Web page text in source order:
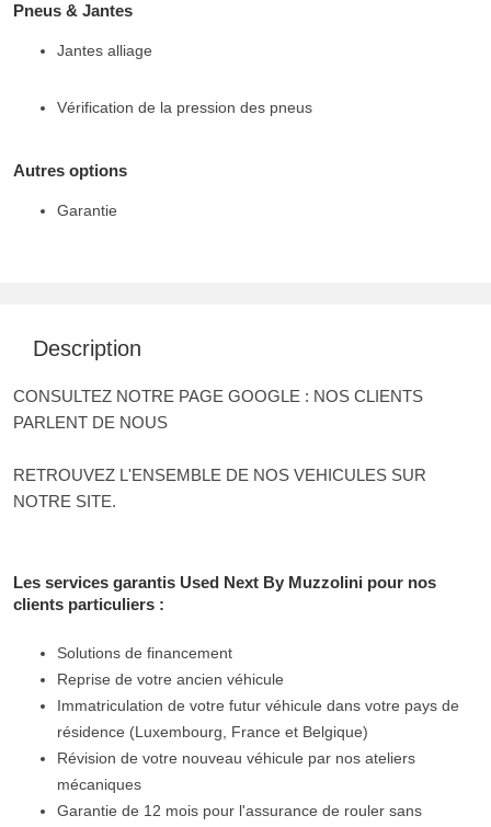
Pneus & Jantes
Jantes alliage
Vérification de la pression des pneus
Autres options
Garantie
Description
CONSULTEZ NOTRE PAGE GOOGLE : NOS CLIENTS
PARLENT DE NOUS
RETROUVEZ L'ENSEMBLE DE NOS VEHICULES SUR
NOTRE SITE.
Les services garantis Used Next By Muzzolini pour nos
clients particuliers :
Solutions de financement
Reprise de votre ancien véhicule
Immatriculation de votre futur véhicule dans votre pays de
résidence (Luxembourg, France et Belgique)
Révision de votre nouveau véhicule par nos ateliers
mécaniques
Garantie de 12 mois pour l'assurance de rouler sans